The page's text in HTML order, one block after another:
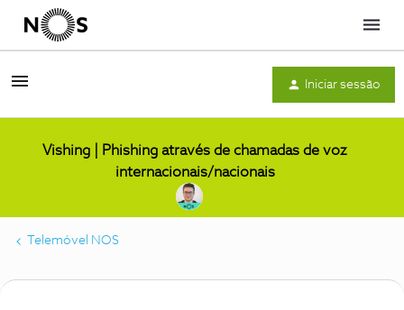
Menu
Iniciar sessão
Vishing | Phishing através de chamadas de voz
internacionais/nacionais
Telemóvel NOS